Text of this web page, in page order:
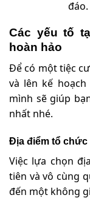
đáo.
Các yếu tố
hoàn hảo
Để có một tiệc
và lên kế
mình sẽ giúp
nhất nhé.
Địa điểm tổ chức
Việc lựa chọn
tiên và vô cùng
đến một không